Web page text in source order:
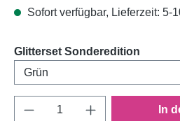
Sofort verfügbar, Lieferzeit: 5-
Glitterset Sonderedition
Produkt Anzahl: Gib In